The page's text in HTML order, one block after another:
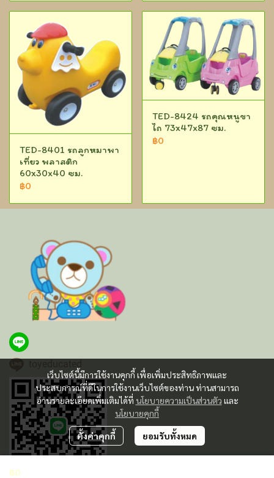
TED-8401 รถลูกหมาพา
เที่ยว พลาสติก
60x30x40 ซม.
฿0
TED-8424 รถคุณหนูขา
ไถ 73x47x87 ซม.
฿0
฿0
เว็บไซต์นี้มีการใช้งานคุกกี้ เพื่อเพิ่มประสิทธิภาพและ
ประสบการณ์ที่ดีในการใช้งานเว็บไซต์ของท่าน ท่านสามารถ
อ่านรายละเอียดเพิ่มเติมได้ที่ นโยบายความเป็นส่วนตัว และ
นโยบายคุกกี้
ตั้งค่าคุกกี้ ยอมรับทั้งหมด